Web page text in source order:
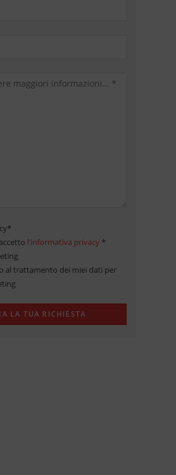
*
l'informativa privacy *
al trattamento dei miei dati per